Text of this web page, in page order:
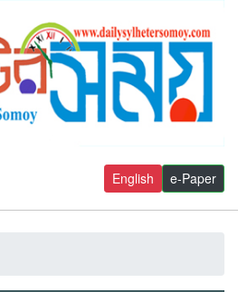
e-Paper
English